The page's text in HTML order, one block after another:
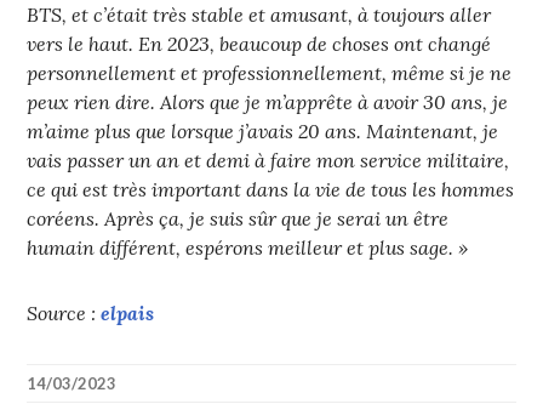
BTS, et c’était très stable et amusant, à toujours aller
vers le haut. En 2023, beaucoup de choses ont changé
personnellement et professionnellement, même si je ne
peux rien dire. Alors que je m’apprête à avoir 30 ans, je
m’aime plus que lorsque j’avais 20 ans. Maintenant, je
vais passer un an et demi à faire mon service militaire,
ce qui est très important dans la vie de tous les hommes
coréens. Après ça, je suis sûr que je serai un être
humain différent, espérons meilleur et plus sage. »
Source :elpais
14/03/2023